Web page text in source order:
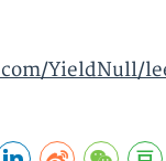
YieldNull/